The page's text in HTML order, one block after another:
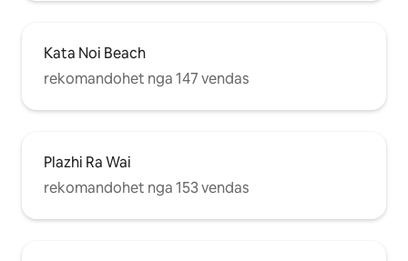
Kata Noi Beach
rekomandohet nga 147 vendas
Plazhi Ra Wai
rekomandohet nga 153 vendas